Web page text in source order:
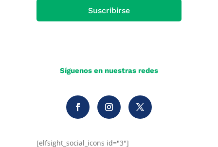
Suscribirse
Síguenos en nuestras redes
[elfsight_social_icons id="3"]